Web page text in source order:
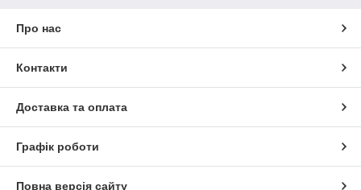
Про нас
Контакти
Доставка та оплата
Графік роботи
Повна версія сайту